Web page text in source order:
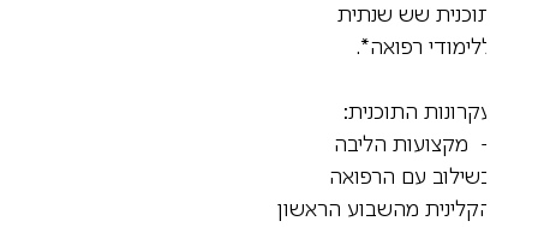
שש שנתית
רפואה*.
התוכנית:
מקצועות הליבה
עם הרפואה
מהשבוע הראשון